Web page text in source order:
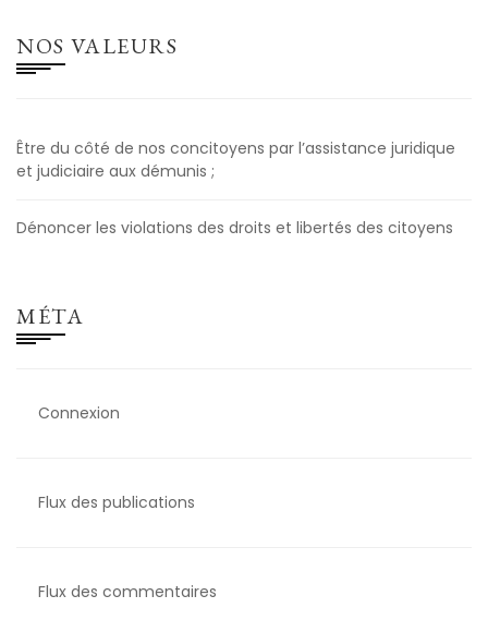
NOS VALEURS
Être du côté de nos concitoyens par l’assistance juridique
et judiciaire aux démunis ;
Dénoncer les violations des droits et libertés des citoyens
MÉTA
Connexion
Flux des publications
Flux des commentaires